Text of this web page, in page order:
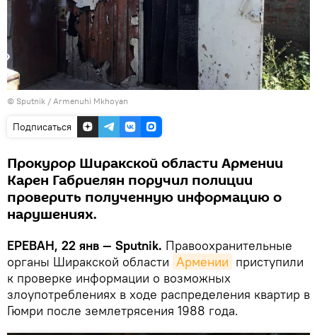
© Sputnik / Armenuhi Mkhoyan
Подписаться
Прокурор Ширакской области Армении
Карен Габриелян поручил полиции
проверить полученную информацию о
нарушениях.
ЕРЕВАН, 22 янв — Sputnik. Правоохранительные
органы Ширакской области Армении приступили
к проверке информации о возможных
злоупотреблениях в ходе распределения квартир в
Гюмри после землетрясения 1988 года.